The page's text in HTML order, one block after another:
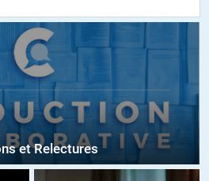
et Relectures